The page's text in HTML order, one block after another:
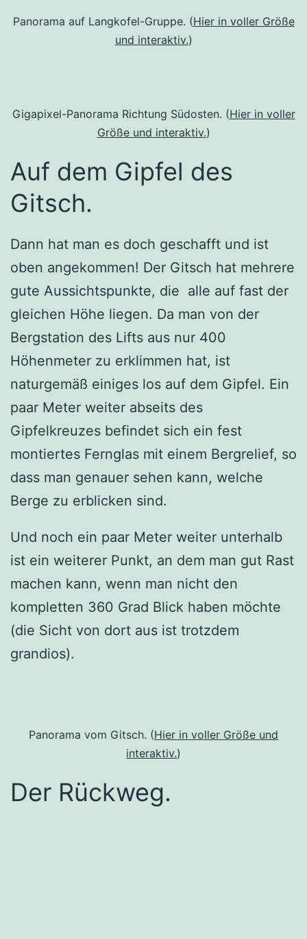
Panorama auf Langkofel-Gruppe. (Hier in voller Größe
und interaktiv.)
Gigapixel-Panorama Richtung Südosten. (Hier in voller
Größe und interaktiv.)
Auf dem Gipfel des
Gitsch.
Dann hat man es doch geschafft und ist
oben angekommen! Der Gitsch hat mehrere
gute Aussichtspunkte, die alle auf fast der
gleichen Höhe liegen. Da man von der
Bergstation des Lifts aus nur 400
Höhenmeter zu erklimmen hat, ist
naturgemäß einiges los auf dem Gipfel. Ein
paar Meter weiter abseits des
Gipfelkreuzes befindet sich ein fest
montiertes Fernglas mit einem Bergrelief, so
dass man genauer sehen kann, welche
Berge zu erblicken sind.
Und noch ein paar Meter weiter unterhalb
ist ein weiterer Punkt, an dem man gut Rast
machen kann, wenn man nicht den
kompletten 360 Grad Blick haben möchte
(die Sicht von dort aus ist trotzdem
grandios).
Panorama vom Gitsch. (Hier in voller Größe und
interaktiv.)
Der Rückweg.